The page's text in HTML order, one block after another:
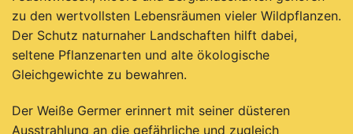
zu den wertvollsten Lebensräumen vieler Wildpflanzen.
Der Schutz naturnaher Landschaften hilft dabei,
seltene Pflanzenarten und alte ökologische
Gleichgewichte zu bewahren.
Der Weiße Germer erinnert mit seiner düsteren
Ausstrahlung an die gefährliche und zugleich